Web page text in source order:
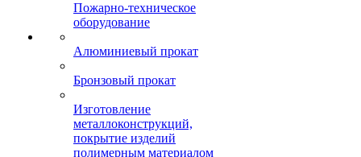
Пожарно-техническое
оборудование
Алюминиевый прокат
Бронзовый прокат
Изготовление
металлоконструкций,
покрытие изделий
полимерным материалом